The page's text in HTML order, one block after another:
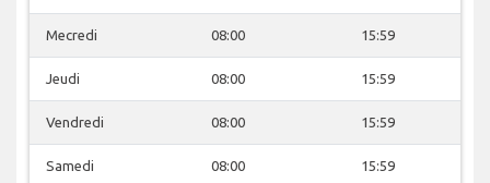
Mecredi 08:00 15:59
Jeudi 08:00 15:59
Vendredi 08:00 15:59
Samedi 08:00 15:59